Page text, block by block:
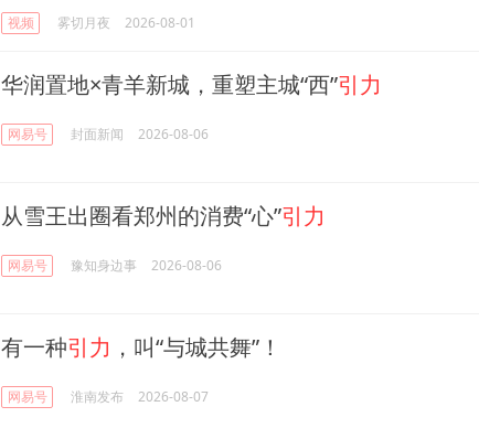
视频 雾切月夜 2026-08-01
华润置地×青羊新城，重塑主城“西”引力
网易号 封面新闻 2026-08-06
从雪王出圈看郑州的消费“心”引力
网易号 豫知身边事 2026-08-06
有一种引力 ，叫“与城共舞”！
网易号 淮南发布 2026-08-07